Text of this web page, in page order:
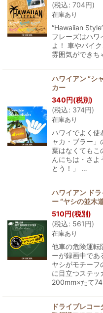
(税込: 704円)
在庫あり
“Hawaiian
フレーズはハワ
よ！ 車やバイ
雰囲気ができち
ハワイアン “シ
カー
340 円(税別)
(税込: 374円)
在庫あり
ハワイでよく使
ャカ・ブラー
葉はなくてもこ
んにちは・さよ
とう！」 …
ハワイアン ド
ー “ヤシの並木
510 円(税別)
(税込: 561 円)
在庫あり
他車の危険運転
ーが録画中であ
ヤシがモチーフ
に目立つステ
200mm×たて
ドライブレコ